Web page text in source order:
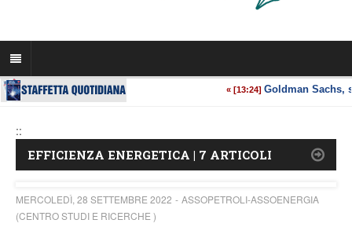
::
EFFICIENZA ENERGETICA | 7 ARTICOLI
MERCOLEDÌ, 28 SETTEMBRE 2022
ASSOPETROLI-ASSOENERGIA
(CENTRO STUDI E RICERCHE )